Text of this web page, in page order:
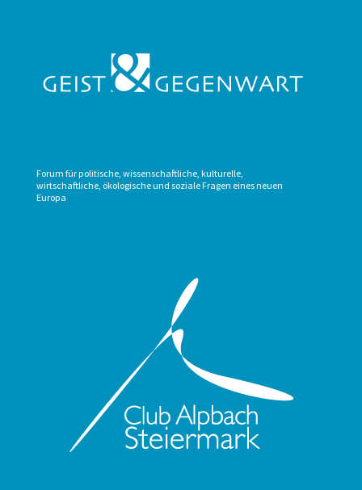
Forum für politische, wissenschaftliche, kulturelle,
wirtschaftliche, ökologische und soziale Fragen eines neuen
Europa